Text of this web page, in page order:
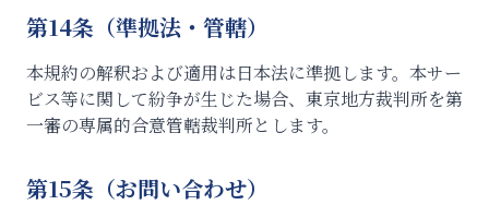
第14条（準拠法・管轄）
本規約の解釈および適用は日本法に準拠します。本サー
ビス等に関して紛争が生じた場合、東京地方裁判所を第
一審の専属的合意管轄裁判所とします。
第15条（お問い合わせ）